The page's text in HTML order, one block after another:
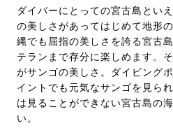
ダイバーにとっての宮古島とい
の美しさがあってはじめて地形
縄でも屈指の美しさを誇る宮古
テランまで存分に楽しめます。
がサンゴの美しさ。ダイビング
イントでも元気なサンゴを見ら
は見ることができない宮古島の
い。